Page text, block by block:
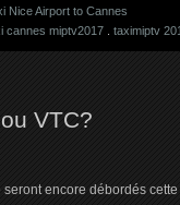
Nice Airport to Cannes
cannes miptv2017 . taximiptv
VTC?
encore débordés